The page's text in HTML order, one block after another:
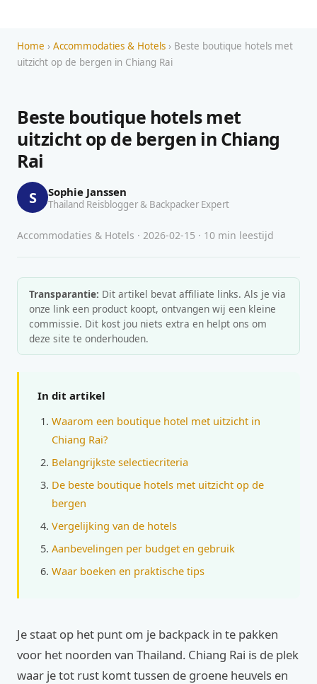
Home › Accommodaties & Hotels › Beste boutique hotels met
uitzicht op de bergen in Chiang Rai
Beste boutique hotels met
uitzicht op de bergen in Chiang
Rai
S Sophie Janssen
Thailand Reisblogger & Backpacker Expert
Accommodaties & Hotels · 2026-02-15 · 10 min leestijd
Transparantie: Dit artikel bevat affiliate links. Als je via
onze link een product koopt, ontvangen wij een kleine
commissie. Dit kost jou niets extra en helpt ons om
deze site te onderhouden.
In dit artikel
Waarom een boutique hotel met uitzicht in
Chiang Rai?
Belangrijkste selectiecriteria
De beste boutique hotels met uitzicht op de
bergen
Vergelijking van de hotels
Aanbevelingen per budget en gebruik
Waar boeken en praktische tips
Je staat op het punt om je backpack in te pakken
voor het noorden van Thailand. Chiang Rai is de plek
waar je tot rust komt tussen de groene heuvels en